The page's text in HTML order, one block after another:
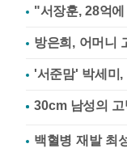
"서장훈, 28억
방은희, 어머니
'서준맘' 박세미
백혈병 재발 최